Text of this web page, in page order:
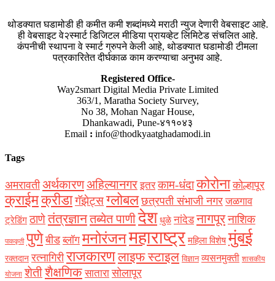
थोडक्यात घडामोडी ही कमीत कमी शब्दांमध्ये मराठी न्युज देणारी वेबसाइट आहे.
ही वेबसाइट वे२स्मार्ट डिजिटल मीडिया प्रायव्हेट लिमिटेड संचलित आहे.
कंपनीची स्थापना वे स्मार्ट ग्रुपने केली आहे, थोडक्यात घडामोडी टीमला
पत्रकारितेत दीर्घकाळ काम करण्याचा अनुभव आहे.
Registered Office-
Way2smart Digital Media Private Limited
363/1, Maratha Society Survey,
No 38, Mohan Nagar House,
Dhankawadi, Pune-४११०४३
Email : info@thodkyaatghadamodi.in
Tags
अमरावती अर्थकारणअहिल्यानगर इतर काम-धंदाकोरोना कोल्हापूर
क्राईमक्रीडागॅझेट्सग्लोबल छत्रपती संभाजी नगर जळगाव
ट्रेडिंग ठाणेतंत्रज्ञानतब्येत पाणीदेश धुळे नांदेड नागपूरनाशिक
पाककृती पुणे बीड ब्लॉग मनोरंजनमहाराष्ट्र महिला विशेष मुंबई
रक्‍तदान रत्नागिरी राजकारणलाइफ स्टाइल विज्ञान व्यसनमुक्ती शासकीय
योजना शेतीशैक्षणिक सातारा सोलापूर